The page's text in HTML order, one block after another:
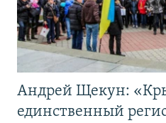
Андрей Щекун:
единственный